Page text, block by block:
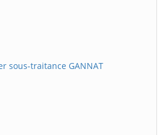
sous-traitance GANNAT